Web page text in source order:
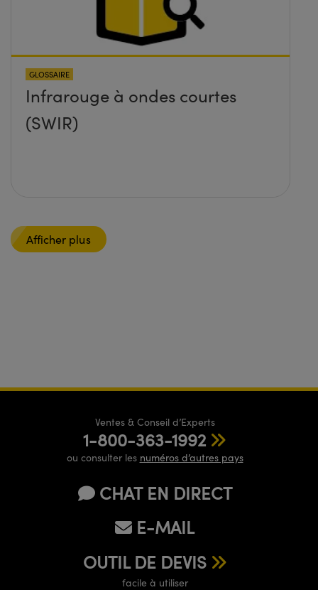
GLOSSAIRE
Infrarouge à ondes courtes
(SWIR)
Afficher plus
Ventes & Conseil d’Experts
1-800-363-1992
ou consulter les numéros d’autres pays
CHAT EN DIRECT
E-MAIL
OUTIL DE DEVIS
facile à utiliser